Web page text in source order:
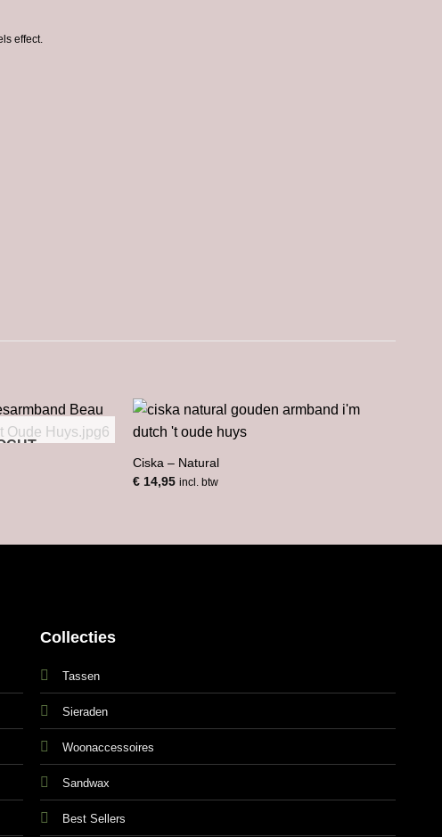
effect.
Ciska – Natural
€14,95 incl. btw
Collecties
Tassen
Sieraden
Woonaccessoires
Sandwax
Best Sellers